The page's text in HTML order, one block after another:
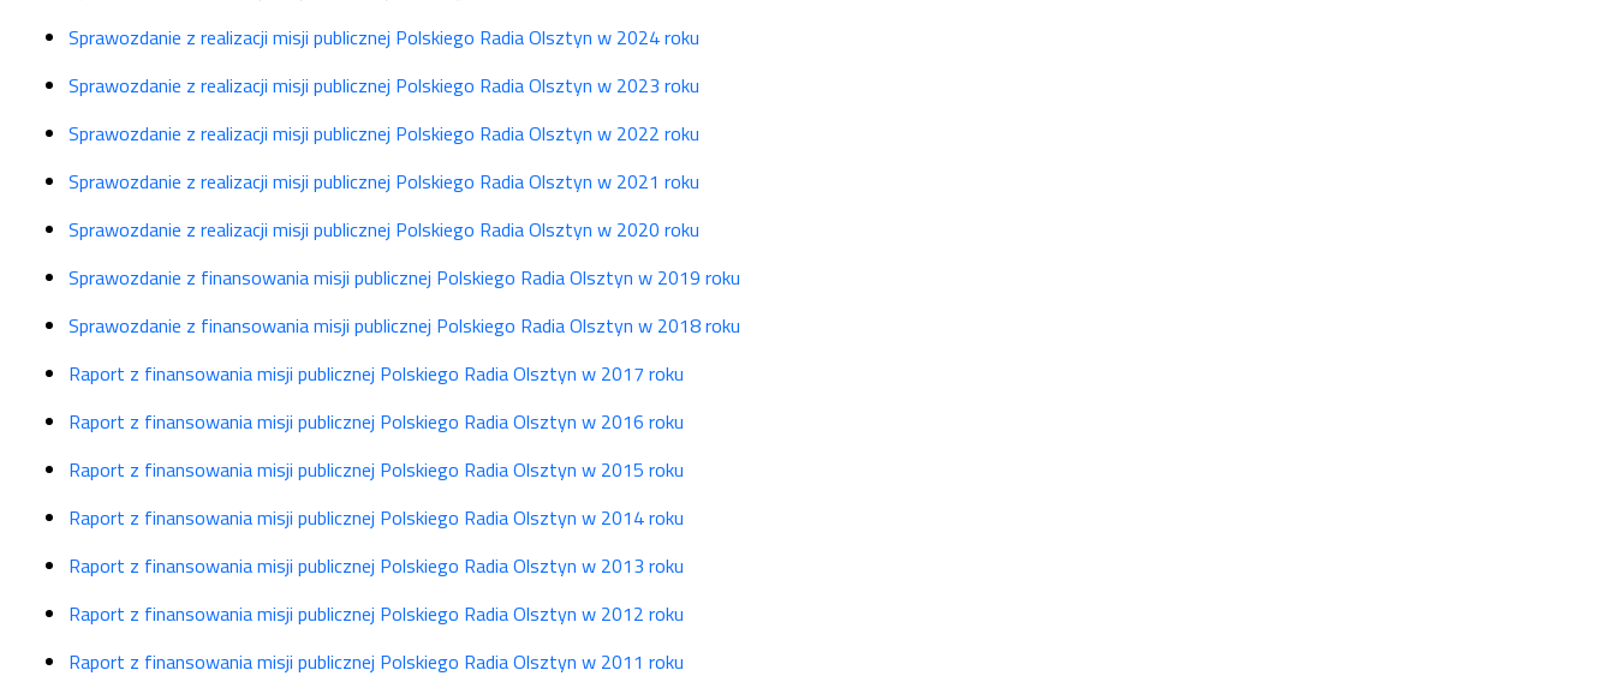
Sprawozdanie z realizacji misji publicznej Polskiego Radia Olsztyn w 2024 roku
Sprawozdanie z realizacji misji publicznej Polskiego Radia Olsztyn w 2023 roku
Sprawozdanie z realizacji misji publicznej Polskiego Radia Olsztyn w 2022 roku
Sprawozdanie z realizacji misji publicznej Polskiego Radia Olsztyn w 2021 roku
Sprawozdanie z realizacji misji publicznej Polskiego Radia Olsztyn w 2020 roku
Sprawozdanie z finansowania misji publicznej Polskiego Radia Olsztyn w 2019 roku
Sprawozdanie z finansowania misji publicznej Polskiego Radia Olsztyn w 2018 roku
Raport z finansowania misji publicznej Polskiego Radia Olsztyn w 2017 roku
Raport z finansowania misji publicznej Polskiego Radia Olsztyn w 2016 roku
Raport z finansowania misji publicznej Polskiego Radia Olsztyn w 2015 roku
Raport z finansowania misji publicznej Polskiego Radia Olsztyn w 2014 roku
Raport z finansowania misji publicznej Polskiego Radia Olsztyn w 2013 roku
Raport z finansowania misji publicznej Polskiego Radia Olsztyn w 2012 roku
Raport z finansowania misji publicznej Polskiego Radia Olsztyn w 2011 roku